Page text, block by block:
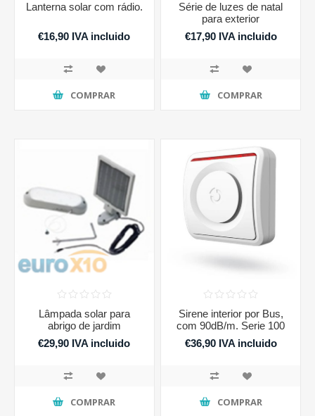
Lanterna solar com rádio.
€16,90 IVA incluido
COMPRAR
Série de luzes de natal
para exterior
€17,90 IVA incluido
COMPRAR
Lâmpada solar para
abrigo de jardim
€29,90 IVA incluido
COMPRAR
Sirene interior por Bus,
com 90dB/m. Serie 100
€36,90 IVA incluido
COMPRAR